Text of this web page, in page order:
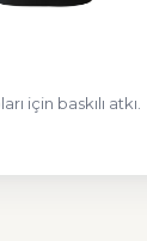
için baskılı atkı.